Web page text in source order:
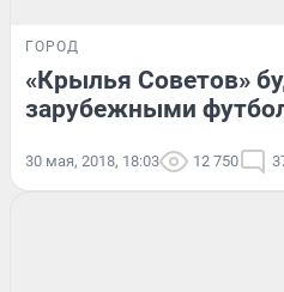
ГОРОД
«Крылья Советов»
зарубежными
30 мая, 2018, 18:03 12 750